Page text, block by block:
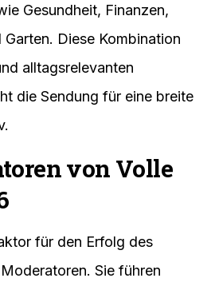
Gesundheit, Finanzen,
Garten. Diese Kombination
alltagsrelevanten
die Sendung für eine breite
von Volle
für den Erfolg des
Sie führen